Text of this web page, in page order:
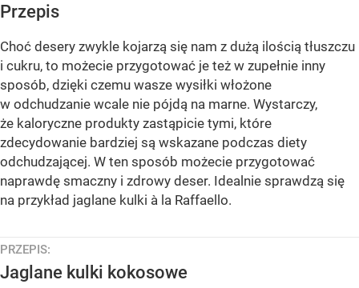
Przepis
Choć desery zwykle kojarzą się nam z dużą ilością tłuszczu
i cukru, to możecie przygotować je też w zupełnie inny
sposób, dzięki czemu wasze wysiłki włożone
w odchudzanie wcale nie pójdą na marne. Wystarczy,
że kaloryczne produkty zastąpicie tymi, które
zdecydowanie bardziej są wskazane podczas diety
odchudzającej. W ten sposób możecie przygotować
naprawdę smaczny i zdrowy deser. Idealnie sprawdzą się
na przykład jaglane kulki à la Raffaello.
PRZEPIS:
Jaglane kulki kokosowe